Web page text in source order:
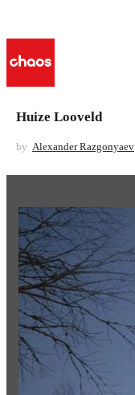
Huize Looveld
by Alexander Razgonyaev